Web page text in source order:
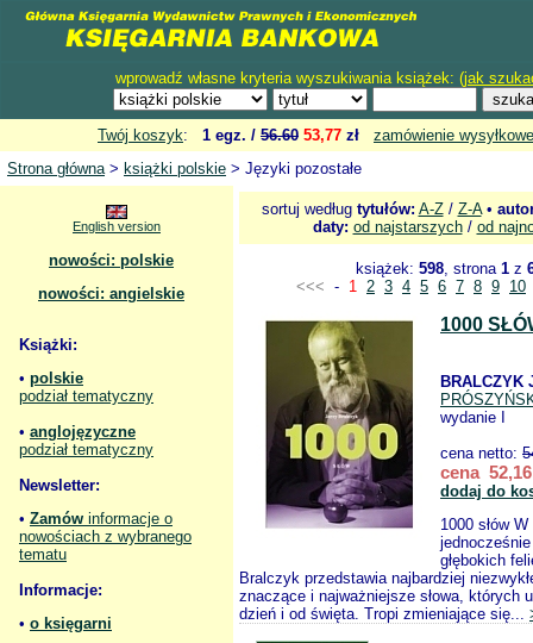
wprowadź własne kryteria wyszukiwania książek: (jak
Twój koszyk: 1 egz. / 56.60 53,77 zł
zamówienie
Strona główna> książki polskie > Języki pozostałe
English version
nowości: polskie
nowości: angielskie
Książki:
• polskie
podział tematyczny
• anglojęzyczne
podział tematyczny
Newsletter:
• Zamów informacje o
nowościach z wybranego
tematu
Informacje:
• o księgarni
sortuj według tytułów: A-Z/ Z-A•
daty: od najstarszych/ od
książek: 598, strona 1 z
<<< - 1 2 3 4 5 6 7 8 9 10
1000
BRALCZYK
wydanie I
cena netto:
cena 52,16
dodaj do
1000 słów
głębokich
Bralczyk przedstawia najbardziej
znaczące i najważniejsze słowa, których
dzień i od święta. Tropi zmieniające się...